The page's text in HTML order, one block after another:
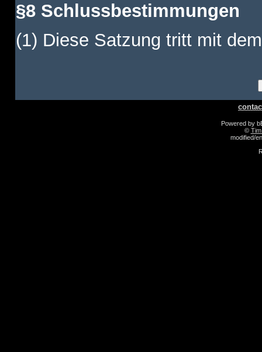
§8 Schlussbestimmungen
(1) Diese Satzung tritt mit
Powered by
©
modified/